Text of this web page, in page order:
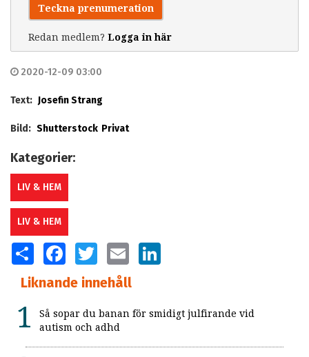
Teckna prenumeration
Redan medlem? Logga in här
2020-12-09 03:00
Text: Josefin Strang
Bild: Shutterstock Privat
Kategorier:
LIV & HEM
LIV & HEM
SHARE FACEBOOKTWITTER EMAIL
Liknande innehåll
Så sopar du banan för smidigt julfirande vid
autism och adhd